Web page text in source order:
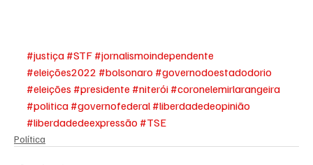
#justiça #STF #jornalismoindependente
#eleições2022 #bolsonaro #governodoestadodorio
#eleições #presidente #niterói #coronelemirlarangeira
#politica #governofederal #liberdadedeopinião
#liberdadedeexpressão #TSE
Política